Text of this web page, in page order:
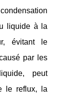
liquide à la
évitant le
par les
peut
le reflux, la